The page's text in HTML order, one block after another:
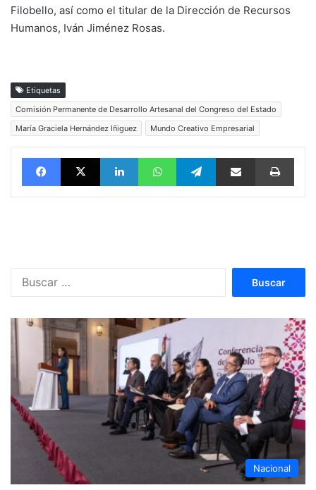
Filobello, así como el titular de la Dirección de Recursos
Humanos, Iván Jiménez Rosas.
Etiquetas
Comisión Permanente de Desarrollo Artesanal del Congreso del Estado
María Graciela Hernández Iñiguez
Mundo Creativo Empresarial
FacebookX LinkedInWhatsAppTelegramvía email
Nacional